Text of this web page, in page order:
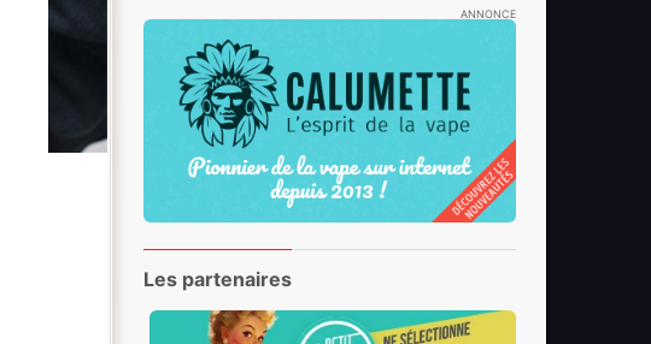
ANNONCE
Les partenaires